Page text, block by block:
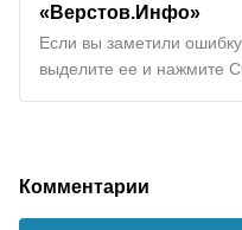
«Верстов.Инфо»
Если вы заметили ошибку
выделите ее и нажмите
Комментарии